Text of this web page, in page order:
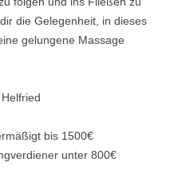
die Gelegenheit, in dieses
gelungene Massage
bis 1500€
unter 800€